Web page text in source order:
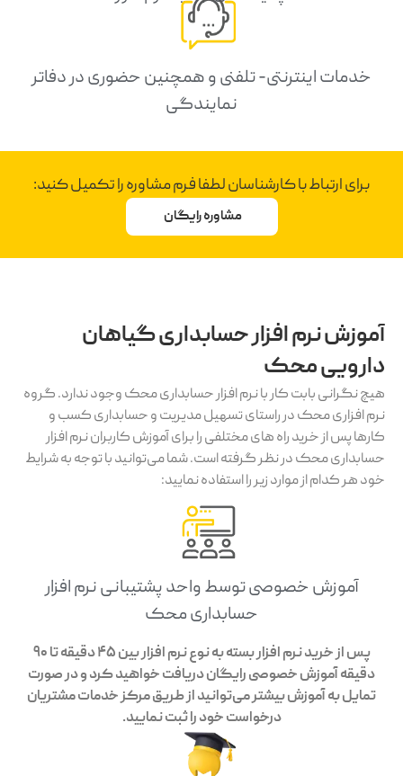
خدمات اینترنتی- تلفنی و همچنین حضوری در دفاتر
نمایندگی
برای ارتباط با کارشناسان لطفا فرم مشاوره را تکمیل کنید:
مشاوره رایگان
آموزش نرم افزار حسابداری گیاهان
دارویی محک
هیچ نگرانی بابت کار با نرم افزار حسابداری محک وجود ندارد. گروه
نرم افزاری محک در راستای تسهیل مدیریت و حسابداری کسب و
کارها پس از خرید راه های مختلفی را برای آموزش کاربران نرم افزار
حسابداری محک در نظر گرفته است. شما می‌توانید با توجه به شرایط
خود هر کدام از موارد زیر را استفاده نمایید:
آموزش خصوصی توسط واحد پشتیبانی نرم افزار
حسابداری محک
پس از خرید نرم افزار بسته به نوع نرم افزار بین 45 دقیقه تا 90
دقیقه آموزش خصوصی رایگان دریافت خواهید کرد و در صورت
تمایل به آموزش بیشتر می‌توانید از طریق مرکز خدمات مشتریان
درخواست خود را ثبت نمایید.